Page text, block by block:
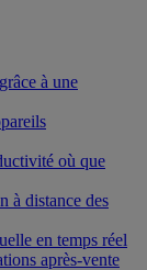
à une
où que
à distance des
en temps réel
après-vente